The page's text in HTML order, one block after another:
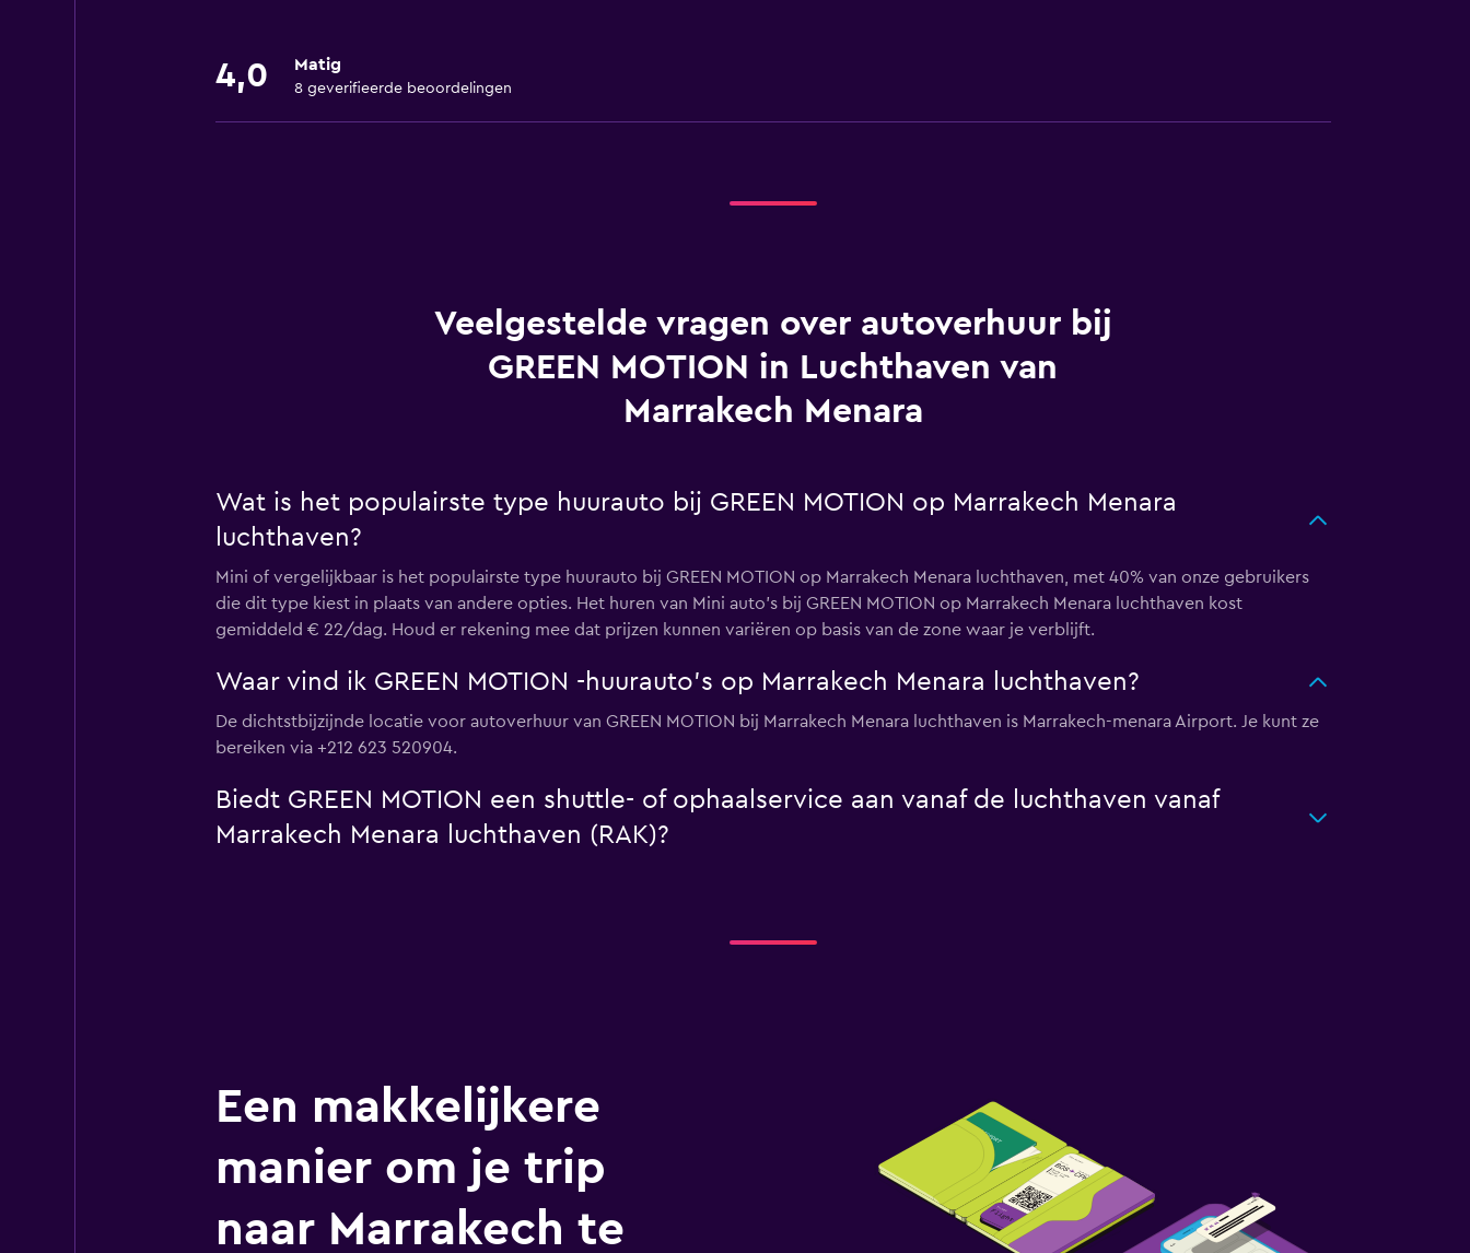
4,0 Matig
8 geverifieerde beoordelingen
Veelgestelde vragen over autoverhuur bij
GREEN MOTION in Luchthaven van
Marrakech Menara
Wat is het populairste type huurauto bij GREEN MOTION op Marrakech Menara
luchthaven?
Mini of vergelijkbaar is het populairste type huurauto bij GREEN MOTION op Marrakech Menara luchthaven, met 40% van onze gebruikers
die dit type kiest in plaats van andere opties. Het huren van Mini auto's bij GREEN MOTION op Marrakech Menara luchthaven kost
gemiddeld € 22/dag. Houd er rekening mee dat prijzen kunnen variëren op basis van de zone waar je verblijft.
Waar vind ik GREEN MOTION -huurauto's op Marrakech Menara luchthaven?
De dichtstbijzijnde locatie voor autoverhuur van GREEN MOTION bij Marrakech Menara luchthaven is Marrakech-menara Airport. Je kunt ze
bereiken via +212 623 520904.
Biedt GREEN MOTION een shuttle- of ophaalservice aan vanaf de luchthaven vanaf
Marrakech Menara luchthaven (RAK)?
Een makkelijkere
manier om je trip
naar Marrakech te